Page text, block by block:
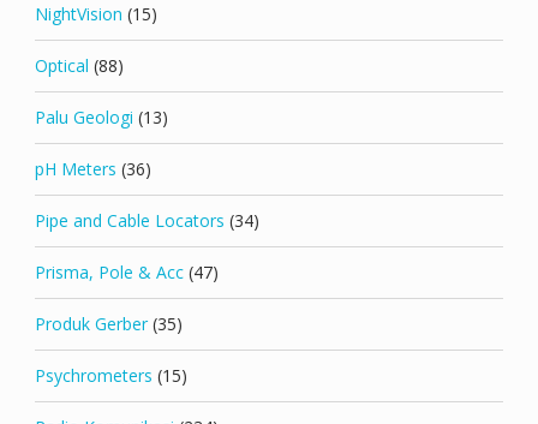
NightVision (15)
Optical (88)
Palu Geologi (13)
pH Meters (36)
Pipe and Cable Locators (34)
Prisma, Pole & Acc (47)
Produk Gerber (35)
Psychrometers (15)